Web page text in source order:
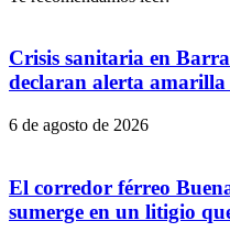
Crisis sanitaria en
declaran alerta amarilla
6 de agosto de 2026
El corredor férreo
sumerge en un litigio